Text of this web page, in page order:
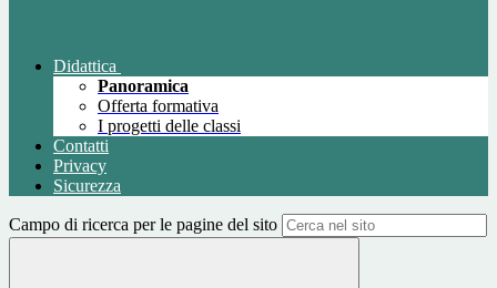
Didattica
Panoramica
Offerta formativa
I progetti delle classi
Contatti
Privacy
Sicurezza
Campo di ricerca per le pagine del sito